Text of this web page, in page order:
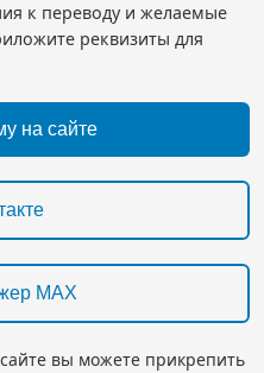
к переводу и желаемые
реквизиты для
на сайте
MAX
вы можете прикрепить